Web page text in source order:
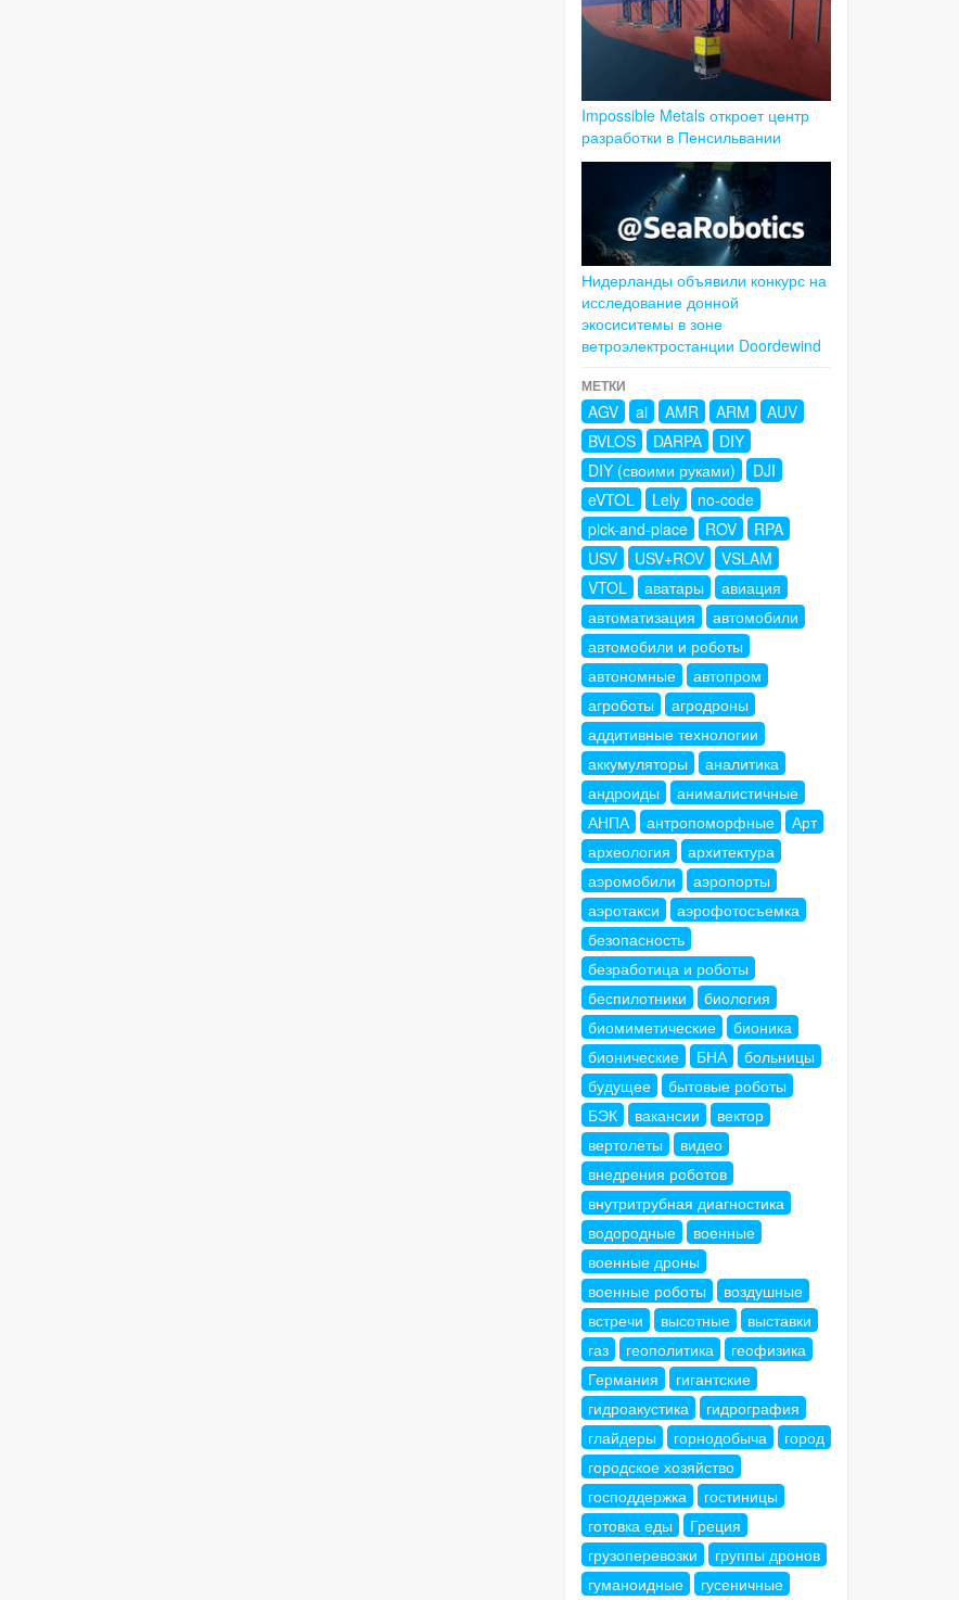
Impossible Metals откроет центр
разработки в Пенсильвании
Нидерланды объявили конкурс на
исследование донной
экосиситемы в зоне
ветроэлектростанции Doordewind
МЕТКИ
AGV ai AMR ARM
AUV
BVLOS
DARPA
DIY
DIY (своими руками)
DJI
eVTOL
Lely
no-code
pick-and-place
ROV
RPA
USV
USV+ROV
VSLAM
VTOL
аватары
авиация
автоматизация
автомобили
автомобили и роботы
автономные
автопром
агроботы
агродроны
аддитивные технологии
аккумуляторы
аналитика
андроиды
анималистичные
АНПА
антропоморфные
Арт
археология
архитектура
аэромобили
аэропорты
аэротакси
аэрофотосъемка
безопасность
безработица и роботы
беспилотники
биология
биомиметические
бионика
бионические
БНА
больницы
будущее
бытовые роботы
БЭК
вакансии
вектор
вертолеты
видео
внедрения роботов
внутритрубная диагностика
водородные
военные
военные дроны
военные роботы
воздушные
встречи
высотные
выставки
газ
геополитика
геофизика
Германия
гигантские
гидроакустика
гидрография
глайдеры
горнодобыча
город
городское хозяйство
господдержка
гостиницы
готовка еды
Греция
грузоперевозки
группы дронов
гуманоидные
гусеничные